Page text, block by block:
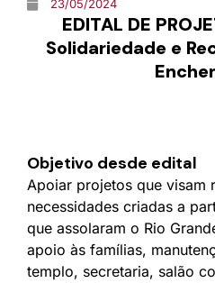
23/05/2024
EDITAL DE
Solidariedade e
Objetivo desde edital
Apoiar projetos que visam
necessidades criadas a
que assolaram o Rio
apoio às famílias,
templo, secretaria, salão